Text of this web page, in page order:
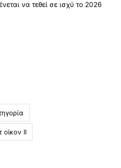
να τεθεί σε ισχύ το 2026
ΙΙ